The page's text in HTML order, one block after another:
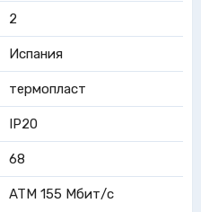
2
Испания
термопласт
IP20
68
ATM 155 Мбит/с